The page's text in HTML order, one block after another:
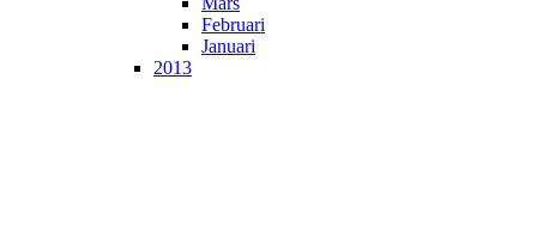
Februari
Januari
2013